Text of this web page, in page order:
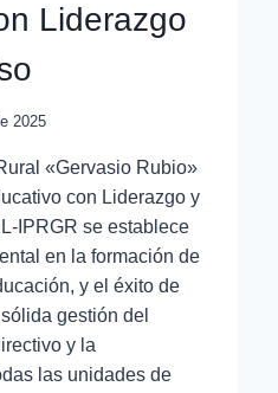
Liderazgo
2025
«Gervasio Rubio»
con Liderazgo y
IPRGR se establece
en la formación de
y el éxito de
gestión del
y la
las unidades de